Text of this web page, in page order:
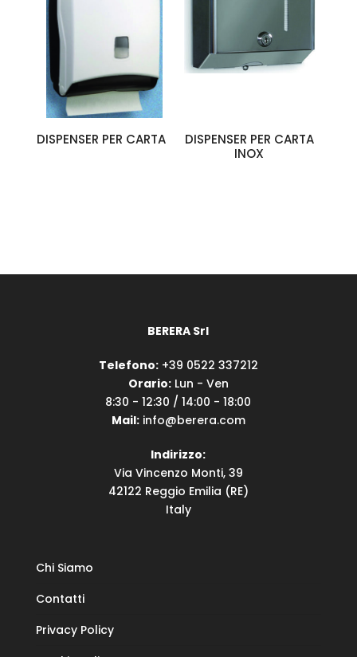
DISPENSER PER CARTA
DISPENSER PER CARTA
INOX
BERERA Srl
Telefono:+39 0522 337212
Orario:Lun - Ven
8:30 - 12:30 / 14:00 - 18:00
Mail:info@berera.com
Indirizzo:
Via Vincenzo Monti, 39
42122 Reggio Emilia (RE)
Italy
Chi Siamo
Contatti
Privacy Policy